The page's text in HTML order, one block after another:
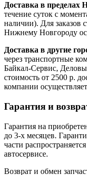
Доставка в пределах
течение суток с
наличии). Для заказов
Нижнему Новгороду
Доставка в другие
через транспортные
Байкал-Сервис,
стоимость от 2500 р.
компании
Гарантия и
Гарантия на
до 3-х месяцев.
части
автосервисе.
Возврат и обмен